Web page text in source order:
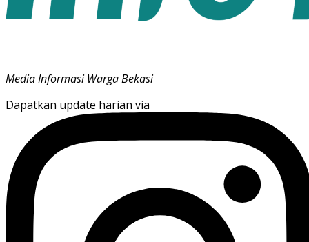
Media Informasi Warga Bekasi
Dapatkan update harian via